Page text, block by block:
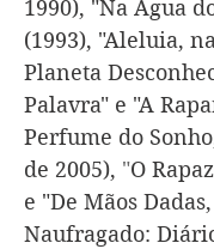
1990), "Na Água
(1993), "Aleluia,
Planeta
Palavra" e "A
Perfume do
de 2005), "O
e "De Mãos
Naufragado: